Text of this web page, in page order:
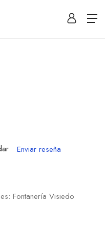
Enviar reseña
Fontanería Visiedo